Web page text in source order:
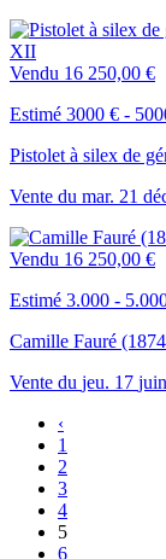
Vendu 16 250,00 €
Estimé 3000 € -
Pistolet à silex de
Vente du mar. 21
Vendu 16 250,00 €
Estimé 3.000 -
Camille Fauré
Vente du jeu. 17 juin
‹
1
2
3
4
5
6